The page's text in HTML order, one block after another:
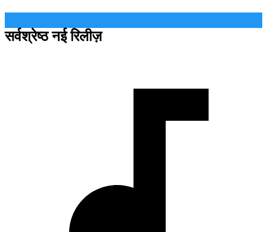
सर्वश्रेष्ठ नई रिलीज़